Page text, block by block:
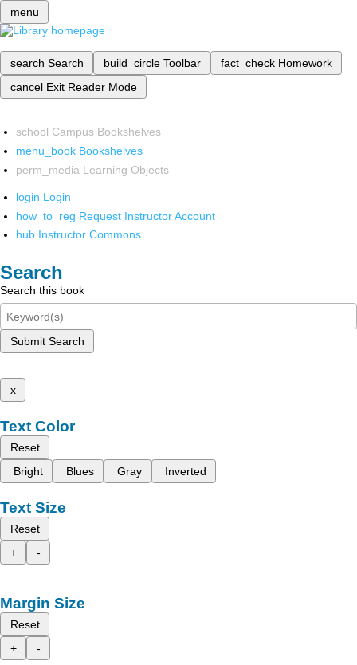
menu
search Search build_circle Toolbar fact_check Homework
cancel Exit Reader Mode
school Campus Bookshelves
menu_book Bookshelves
perm_media Learning Objects
login Login
how_to_reg Request Instructor Account
hub Instructor Commons
Search
Search this book
Submit Search
x
Text Color
Reset
Bright
Blues Gray Inverted
Text Size
Reset
+
-
Margin Size
Reset
+
-